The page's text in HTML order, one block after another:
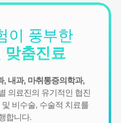
이 풍부한
맞춤진료
, 내과, 마취통증의학과,
의료진의 유기적인 협진
및 비수술, 수술적 치료를
합니다.
등에 관한 기록 : 3년 (신용정보의 이
보통신망 이용촉진 및 정보보호 등
사실과 동의 거부에 따른 불이익 내
하는 개인정보에 대해 동의를 거부
는 회원 가입, 진료 예약, 게시판 이
에서 제공하는 서비스를 이용하기